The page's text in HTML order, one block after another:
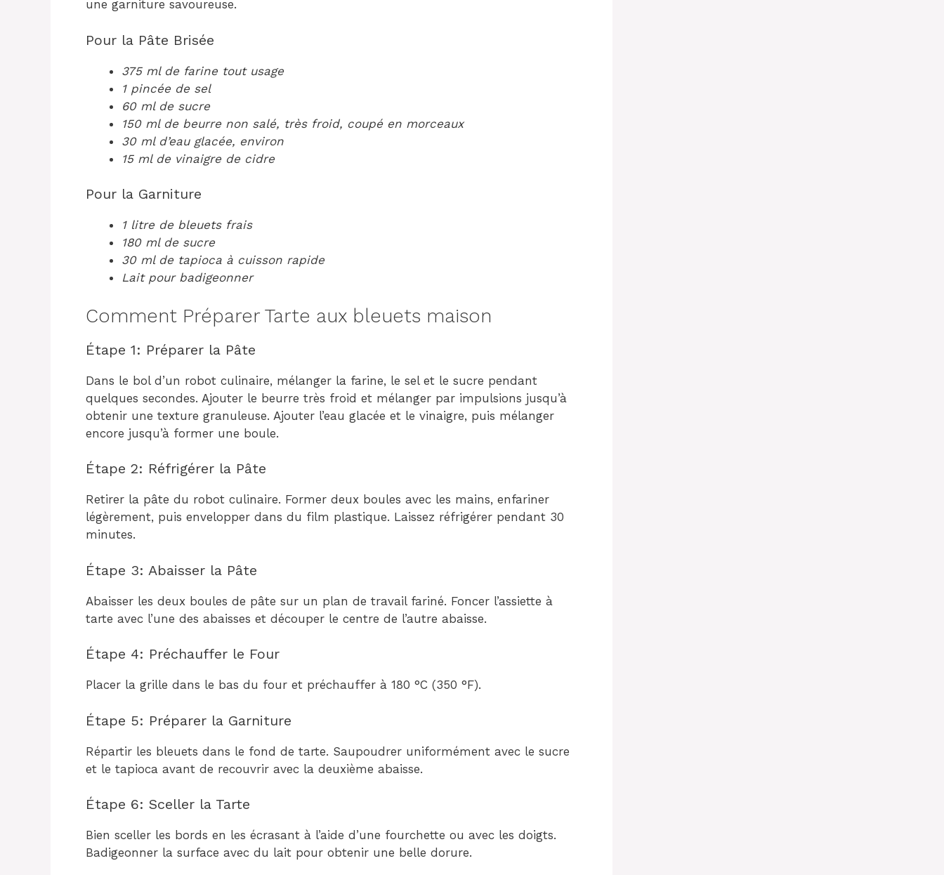
une garniture savoureuse.
Pour la Pâte Brisée
375 ml de farine tout usage
1 pincée de sel
60 ml de sucre
150 ml de beurre non salé, très froid, coupé en morceaux
30 ml d’eau glacée, environ
15 ml de vinaigre de cidre
Pour la Garniture
1 litre de bleuets frais
180 ml de sucre
30 ml de tapioca à cuisson rapide
Lait pour badigeonner
Comment Préparer Tarte aux bleuets maison
Étape 1: Préparer la Pâte
Dans le bol d’un robot culinaire, mélanger la farine, le sel et le sucre pendant
quelques secondes. Ajouter le beurre très froid et mélanger par impulsions jusqu’à
obtenir une texture granuleuse. Ajouter l’eau glacée et le vinaigre, puis mélanger
encore jusqu’à former une boule.
Étape 2: Réfrigérer la Pâte
Retirer la pâte du robot culinaire. Former deux boules avec les mains, enfariner
légèrement, puis envelopper dans du film plastique. Laissez réfrigérer pendant 30
minutes.
Étape 3: Abaisser la Pâte
Abaisser les deux boules de pâte sur un plan de travail fariné. Foncer l’assiette à
tarte avec l’une des abaisses et découper le centre de l’autre abaisse.
Étape 4: Préchauffer le Four
Placer la grille dans le bas du four et préchauffer à 180 °C (350 °F).
Étape 5: Préparer la Garniture
Répartir les bleuets dans le fond de tarte. Saupoudrer uniformément avec le sucre
et le tapioca avant de recouvrir avec la deuxième abaisse.
Étape 6: Sceller la Tarte
Bien sceller les bords en les écrasant à l’aide d’une fourchette ou avec les doigts.
Badigeonner la surface avec du lait pour obtenir une belle dorure.